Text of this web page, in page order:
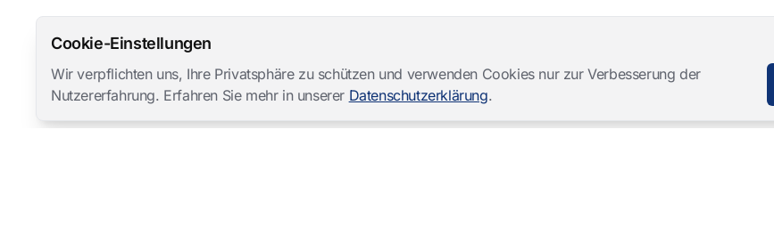
Cookie-Einstellungen
Wir verpflichten uns, Ihre Privatsphäre zu schützen und verwenden Cookies nur zur Verbesserung der
Nutzererfahrung. Erfahren Sie mehr in unserer Datenschutzerklärung.